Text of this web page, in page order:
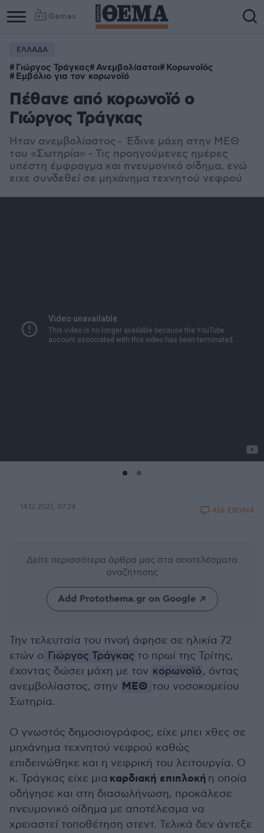
Games
ΕΛΛΑΔΑ
Γιώργος Τράγκας Ανεμβολίαστοι Κορωνοϊός
Εμβόλιο για τον κορωνοϊό
Πέθανε από κορωνοϊό ο
Γιώργος Τράγκας
Ήταν ανεμβολίαστος - Έδινε μάχη στην ΜΕΘ
του «Σωτηρία» - Τις προηγούμενες ημέρες
υπέστη έμφραγμα και πνευμονικό οίδημα, ενώ
ειχε συνδεθεί σε μηχάνημα τεχνητού νεφρού
14.12.2021, 07:24 426 ΣΧΟΛΙΑ
Δείτε περισσότερα άρθρα μας στα αποτελέσματα
αναζήτησης
Add Protothema.gr on Google
Την τελευταία του πνοή άφησε σε ηλικία 72
ετών ο Γιώργος Τράγκας το πρωί της Τρίτης,
έχοντας δώσει μάχη με τον κορωνοϊό, όντας
ανεμβολίαστος, στην ΜΕΘ του νοσοκομείου
Σωτηρία.
Ο γνωστός δημοσιογράφος, είχε μπει χθες σε
μηχάνημα τεχνητού νεφρού καθώς
επιδεινώθηκε και η νεφρική του λειτουργία. Ο
κ. Τράγκας είχε μια καρδιακή επιπλοκή η οποία
οδήγησε και στη διασωλήνωση, προκάλεσε
πνευμονικό οίδημα με αποτέλεσμα να
χρειαστεί τοποθέτηση στεντ. Τελικά δεν άντεξε